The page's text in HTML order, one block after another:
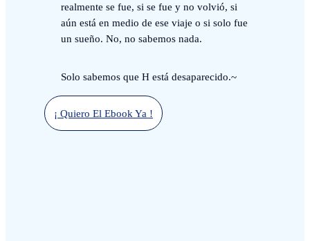
realmente se fue, si se fue y no volvió, si
aún está en medio de ese viaje o si solo fue
un sueño. No, no sabemos nada.
Solo sabemos que H está desaparecido.~
¡ Quiero El Ebook Ya !